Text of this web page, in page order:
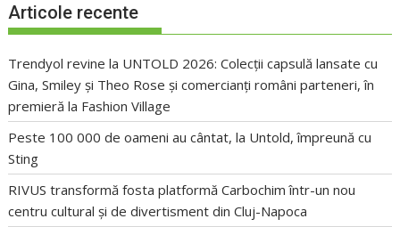
Articole recente
Trendyol revine la UNTOLD 2026: Colecții capsulă lansate cu
Gina, Smiley și Theo Rose și comercianți români parteneri, în
premieră la Fashion Village
Peste 100 000 de oameni au cântat, la Untold, împreună cu
Sting
RIVUS transformă fosta platformă Carbochim într-un nou
centru cultural și de divertisment din Cluj-Napoca